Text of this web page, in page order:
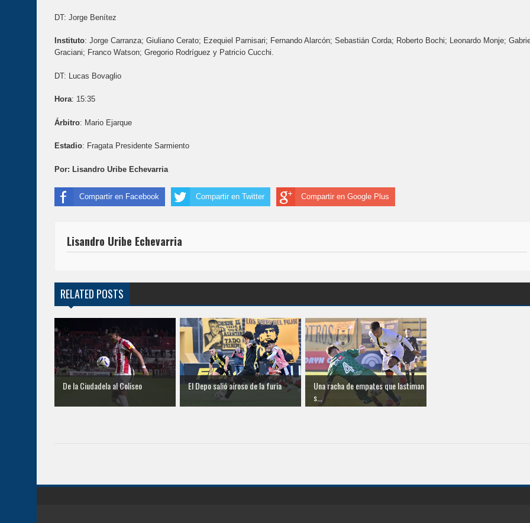
DT: Jorge Benítez
Instituto: Jorge Carranza; Giuliano Cerato; Ezequiel Parnisari; Fernando Alarcón; Sebastián Corda; Roberto Bochi; Leonardo Monje;
Graciani; Franco Watson; Gregorio Rodríguez y Patricio Cucchi.
DT: Lucas Bovaglio
Hora: 15:35
Árbitro: Mario Ejarque
Estadio: Fragata Presidente Sarmiento
Por: Lisandro Uribe Echevarria
Compartir en Facebook Compartir en Twitter Compartir en Google Plus
Lisandro Uribe Echevarria
RELATED POSTS
De la Ciudadela al Coliseo El Depo salió aíroso de la furia
Una racha de empates que lastiman
s...